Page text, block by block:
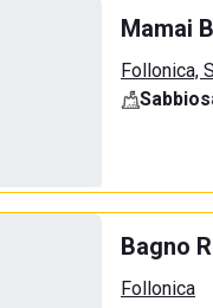
Mamai
Follonica,
Bagno
Follonica